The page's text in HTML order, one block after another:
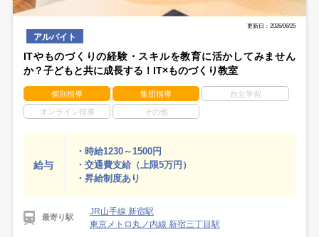
更新日：2026/06/25
アルバイト
ITやものづくりの経験・スキルを教育に活かしてみません
か？子どもと共に成長する！IT×ものづくり教室
個別指導 集団指導 自立学習
オンライン指導 その他
給与
・時給1230～1500円
・交通費支給（上限5万円）
・昇給制度あり
最寄り駅
JR山手線 新宿駅
東京メトロ丸ノ内線 新宿三丁目駅